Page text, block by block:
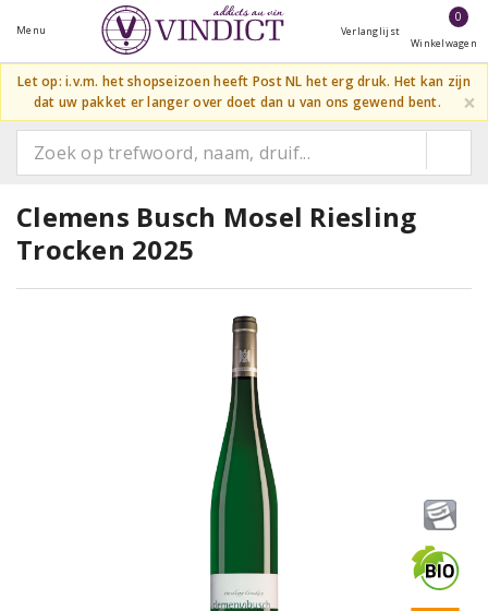
Menu Verlanglijst
0
Winkelwagen
Let op: i.v.m. het shopseizoen heeft Post NL het erg druk. Het kan zijn
dat uw pakket er langer over doet dan u van ons gewend bent.
×
Clemens Busch Mosel Riesling
Trocken 2025